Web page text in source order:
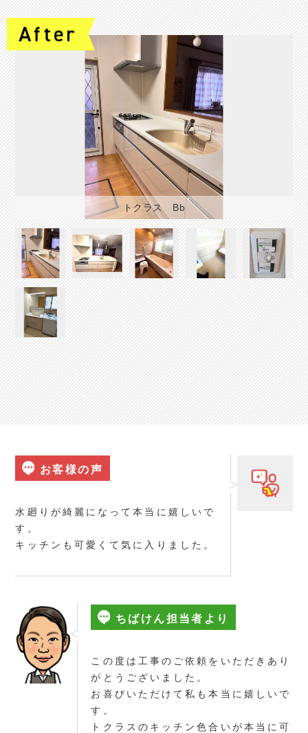
トクラス Bb
お客様の声
水廻りが綺麗になって本当に嬉しいで
す。
キッチンも可愛くて気に入りました。
ちばけん担当者より
この度は工事のご依頼をいただきあり
がとうございました。
お喜びいただけて私も本当に嬉しいで
す。
トクラスのキッチン色合いが本当に可